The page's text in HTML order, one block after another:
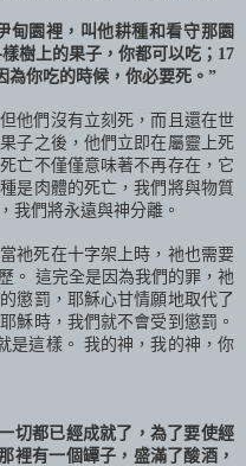
甸園裡，叫他耕種和看守那園
樹上的果子，你都可以吃； 17
為你吃的時候，你必要死。”
他們沒有立刻死，而且還在世
子之後，他們立即在屬靈上死
亡不僅僅意味著不再存在，它
是肉體的死亡，我們將與物質
我們將永遠與神分離。
祂死在十字架上時，祂也需要
。 這完全是因為我們的罪，祂
懲罰，耶穌心甘情願地取代了
穌時，我們就不會受到懲罰。
是這樣。 我的神，我的神，你
切都已經成就了，為了要使經
裡有一個罈子，盛滿了酸酒，